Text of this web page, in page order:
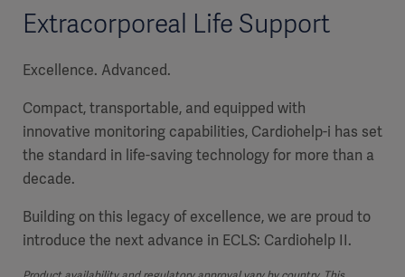
Extracorporeal Life Support
Excellence. Advanced.
Compact, transportable, and equipped with
innovative monitoring capabilities, Cardiohelp-i has set
the standard in life-saving technology for more than a
decade.
Building on this legacy of excellence, we are proud to
introduce the next advance in ECLS: Cardiohelp II.